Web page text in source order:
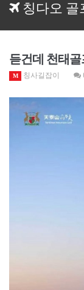
칭다오 골
듣건데 천태
M 칭사길잡이